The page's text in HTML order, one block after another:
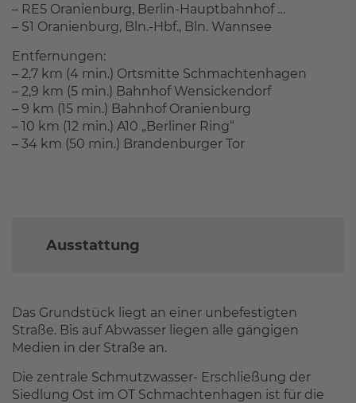
– RE5 Oranienburg, Berlin-Hauptbahnhof …
– S1 Oranienburg, Bln.-Hbf., Bln. Wannsee
Entfernungen:
– 2,7 km (4 min.) Ortsmitte Schmachtenhagen
– 2,9 km (5 min.) Bahnhof Wensickendorf
– 9 km (15 min.) Bahnhof Oranienburg
– 10 km (12 min.) A10 „Berliner Ring“
– 34 km (50 min.) Brandenburger Tor
Ausstattung
Das Grundstück liegt an einer unbefestigten
Straße. Bis auf Abwasser liegen alle gängigen
Medien in der Straße an.
Die zentrale Schmutzwasser- Erschließung der
Siedlung Ost im OT Schmachtenhagen ist für die